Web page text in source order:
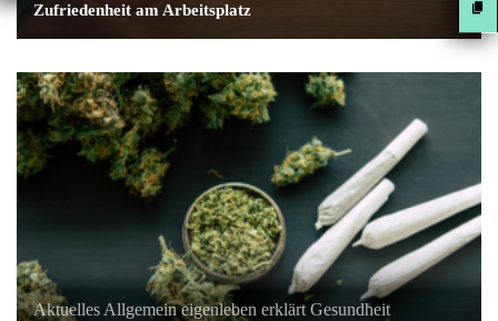
Zufriedenheit am Arbeitsplatz
Aktuelles Allgemein eigenleben erklärt Gesundheit